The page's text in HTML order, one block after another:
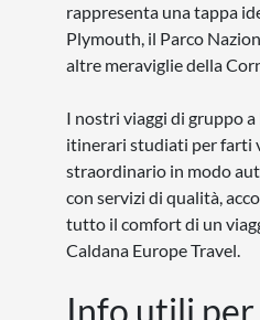
rappresenta una tappa
Plymouth, il Parco
altre meraviglie della
I nostri viaggi di gruppo
itinerari studiati per farti
straordinario in modo
con servizi di qualità,
tutto il comfort di un
Caldana Europe Travel.
Info utili per